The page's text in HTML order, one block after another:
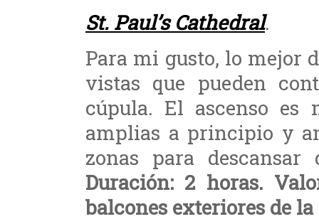
St. Paul’s Cathedral.
Para mi gusto, lo mejor
vistas que pueden
cúpula. El ascenso es
amplias a principio y
zonas para
Duración: 2 horas.
balcones exteriores de